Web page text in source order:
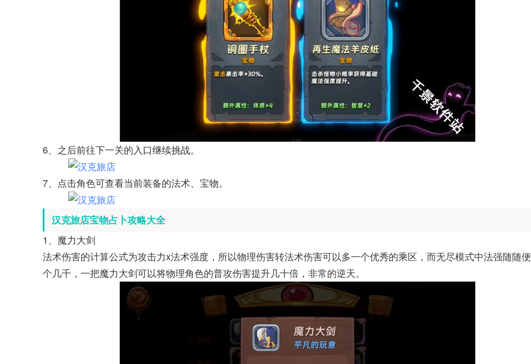
6、之后前往下一关的入口继续挑战。
7、点击角色可查看当前装备的法术、宝物。
汉克旅店宝物占卜攻略大全
1、魔力大剑
法术伤害的计算公式为攻击力x法术强度，所以物理伤害转法术伤害可以多一个优秀的乘区，而无尽模式中法强随随
个几千，一把魔力大剑可以将物理角色的普攻伤害提升几十倍，非常的逆天。